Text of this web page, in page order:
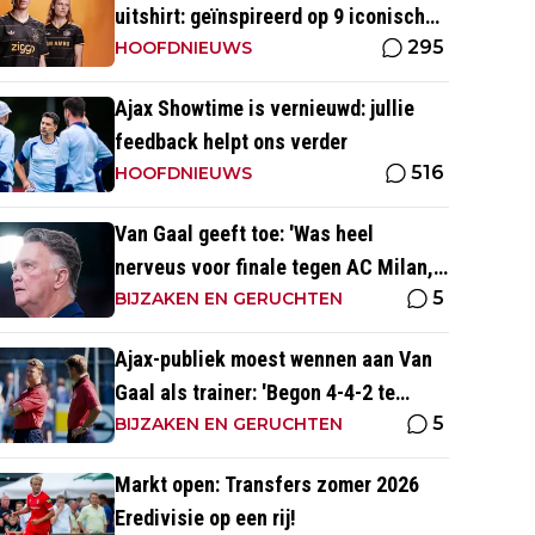
uitshirt: geïnspireerd op 9 iconische
momenten uit clubhistorie
HOOFDNIEUWS 295
Ajax Showtime is vernieuwd: jullie
feedback helpt ons verder
HOOFDNIEUWS 516
Van Gaal geeft toe: 'Was heel
nerveus voor finale tegen AC Milan,
wist dat ze zich zouden aanpassen'
BIJZAKEN EN GERUCHTEN 5
Ajax-publiek moest wennen aan Van
Gaal als trainer: 'Begon 4-4-2 te
spelen, vloeken in de kerk'
BIJZAKEN EN GERUCHTEN 5
Markt open: Transfers zomer 2026
Eredivisie op een rij!